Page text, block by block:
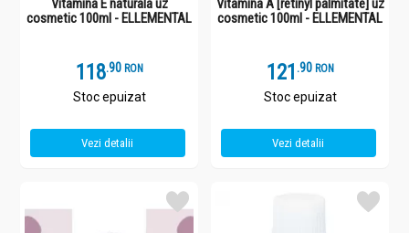
Vitamina E naturala uz
cosmetic 100ml - ELLEMENTAL
118.9 RON
Stoc epuizat
Vezi detalii
Vitamina A [retinyl palmitate] uz
cosmetic 100ml - ELLEMENTAL
121 .9 RON
Stoc epuizat
Vezi detalii